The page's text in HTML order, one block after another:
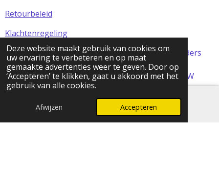
Deze website maakt gebruik van cookies om
uw ervaring te verbeteren en op maat
gemaakte advertenties weer te geven. Door op
‘Accepteren’ te klikken, gaat u akkoord met het
gebruik van alle cookies.
Afwijzen Accepteren
Retourbeleid
Klachtenregeling
Alle prijzen in de webshop zijn incl BTW (tenzij anders
aangegeven)
© 2024 FOMCreations, KvK Utrecht 70316023 . BTW
NL858256356B01
E-mailadres